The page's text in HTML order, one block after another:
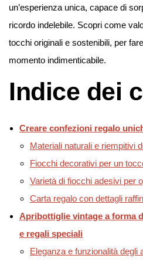
un’esperienza unica, capace di
ricordo indelebile. Scopri come
tocchi originali e sostenibili, per
momento indimenticabile.
Indice dei
Creare confezioni regalo
Materiali naturali e riempitivi
Fiocchi decorativi per un
Varietà di fiocchi adesivi per
Carta regalo con dettagli
Apribottiglie vintage a forma
e regali speciali
Eleganza e funzionalità degli